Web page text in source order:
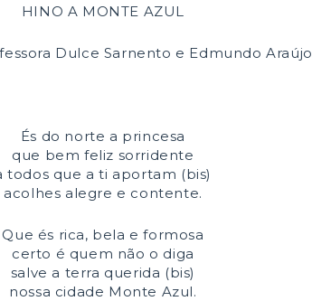
HINO A MONTE AZUL
Dulce Sarnento e Edmundo Araújo
És do norte a princesa
que bem feliz sorridente
todos que a ti aportam (bis)
acolhes alegre e contente.
Que és rica, bela e formosa
certo é quem não o diga
salve a terra querida (bis)
nossa cidade Monte Azul.